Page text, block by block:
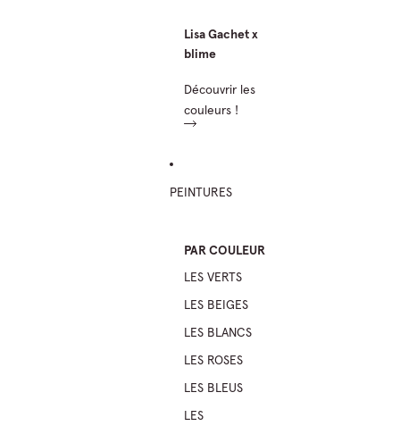
Lisa Gachet x
blime
Découvrir les
couleurs !
PEINTURES
PAR COULEUR
LES VERTS
LES BEIGES
LES BLANCS
LES ROSES
LES BLEUS
LES